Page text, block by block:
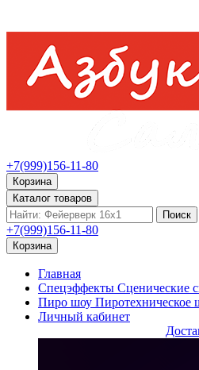
+7(999)156-11-80
Корзина
Каталог товаров
Поиск
+7(999)156-11-80
Корзина
Главная
Спецэффекты Сценические
Пиро шоу Пиротехническое
Личный кабинет